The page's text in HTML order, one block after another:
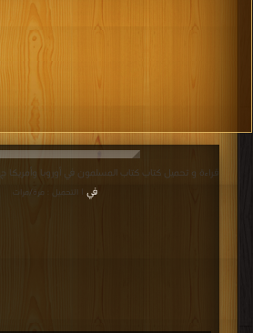
قراءة و تحميل كتاب كتاب المسلمون في أوروبا وأمريكا ج2 PDF مجانا | مكتبة >
في
| التحميل : مرة/مرات